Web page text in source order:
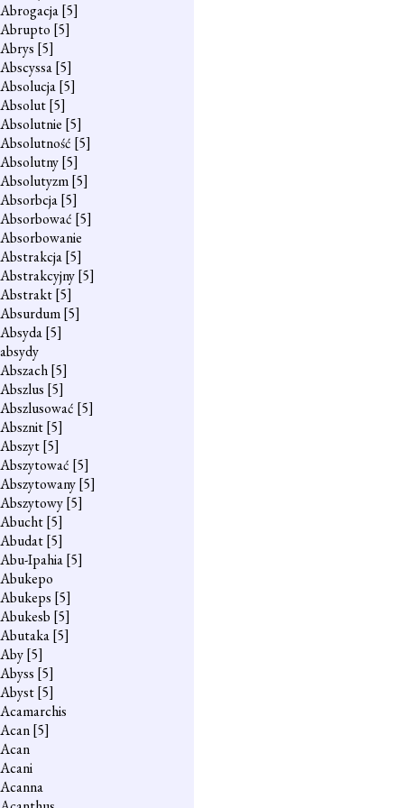
Abrogacja[5]
Abrupto [5]
Abrys [5]
Abscyssa[5]
Absolucja[5]
Absolut[5]
Absolutnie [5]
Absolutność [5]
Absolutny[5]
Absolutyzm[5]
Absorbcja[5]
Absorbować [5]
Absorbowanie
Abstrakcja[5]
Abstrakcyjny[5]
Abstrakt[5]
Absurdum[5]
Absyda[5]
absydy
Abszach[5]
Abszlus [5]
Abszlusować [5]
Absznit[5]
Abszyt[5]
Abszytować [5]
Abszytowany[5]
Abszytowy[5]
Abucht[5]
Abudat[5]
Abu-Ipahia[5]
Abukepo
Abukeps [5]
Abukesb [5]
Abutaka[5]
Aby[5]
Abyss [5]
Abyst[5]
Acamarchis
Acan[5]
Acan
Acani
Acanna